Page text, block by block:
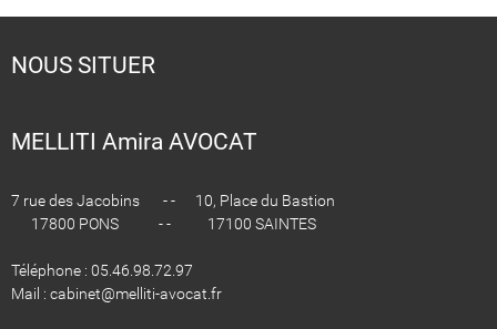
NOUS SITUER
MELLITI Amira AVOCAT
7 rue des Jacobins - - 10, Place du Bastion
17800 PONS - - 17100 SAINTES
Téléphone : 05.46.98.72.97
Mail : cabinet@melliti-avocat.fr